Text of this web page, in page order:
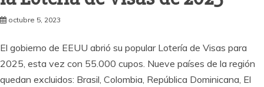
octubre 5, 2023
El gobierno de EEUU abrió su popular Lotería de Visas para
2025, esta vez con 55.000 cupos. Nueve países de la región
quedan excluidos: Brasil, Colombia, República Dominicana, El